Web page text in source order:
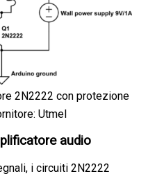
2N2222 con protezione
Utmel
audio
i circuiti 2N2222